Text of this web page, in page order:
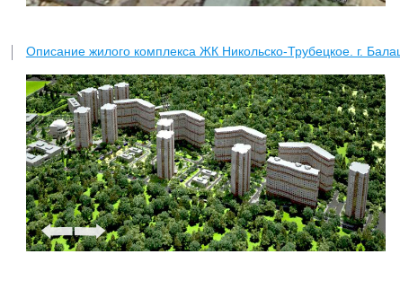
Описание жилого комплекса ЖК Никольско-Трубецкое. г.